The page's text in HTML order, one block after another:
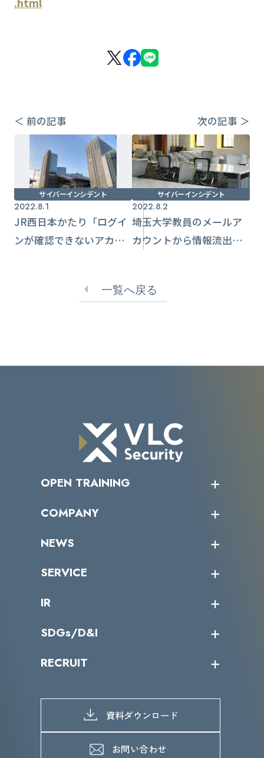
＜ 前の記事 次の記事 ＞
サイバーインシデント
2022.8.1
JR西日本かたり「ログイ
ンが確認できないアカウ
サイバーインシデント
2022.8.2
埼玉大学教員のメールア
カウントから情報流出
一覧へ戻る
OPEN TRAINING
受講者の声
COMPANY
トップメッセージ
ミッション／ビジョン
パートナー企業一覧
NEWS
サイバーニュース
SERVICE
カテゴリー別サービス一覧
IR
IRカレンダー
IRライブラリー
よくあるご質問
SDGs/D&I
当グループのマテリアリティ
SDGs推進体制
D&Iの取り組み
RECRUIT
募集職種一覧
メッセージ
メンバーインタビュー
資料ダウンロード
お問い合わせ